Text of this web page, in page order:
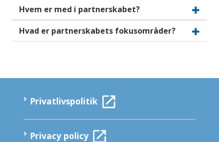
Hvem er med i partnerskabet?
Hvad er partnerskabets fokusområder?
Privatlivspolitik
Privacy policy